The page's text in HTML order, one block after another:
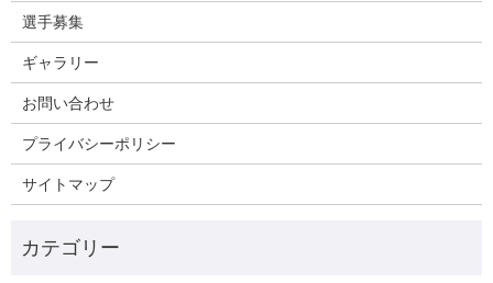
選手募集
ギャラリー
お問い合わせ
プライバシーポリシー
サイトマップ